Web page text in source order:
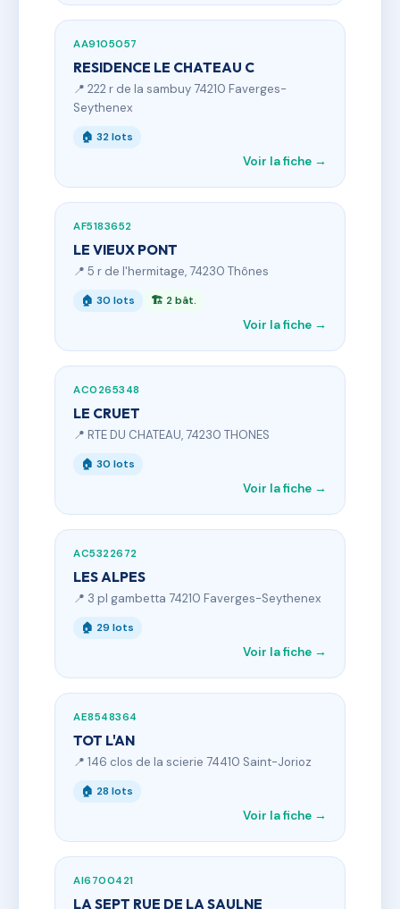
AA9105057
RESIDENCE LE CHATEAU C
📍 222 r de la sambuy 74210 Faverges-
Seythenex
🏠 32 lots
Voir la fiche →
AF5183652
LE VIEUX PONT
📍 5 r de l'hermitage, 74230 Thônes
🏠 30 lots 🏗 2 bât.
Voir la fiche →
AC0265348
LE CRUET
📍 RTE DU CHATEAU, 74230 THONES
🏠 30 lots
Voir la fiche →
AC5322672
LES ALPES
📍 3 pl gambetta 74210 Faverges-Seythenex
🏠 29 lots
Voir la fiche →
AE8548364
TOT L'AN
📍 146 clos de la scierie 74410 Saint-Jorioz
🏠 28 lots
Voir la fiche →
AI6700421
LA SEPT RUE DE LA SAULNE